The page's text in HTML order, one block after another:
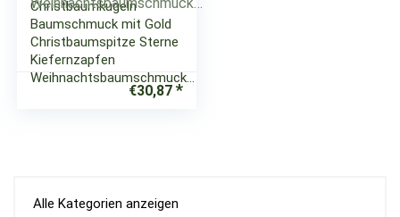
Christbaumkugeln
Baumschmuck mit Gold
Christbaumspitze Sterne
Kiefernzapfen
Weihnachtsbaumschmuck…
€30,87
Alle Kategorien anzeigen